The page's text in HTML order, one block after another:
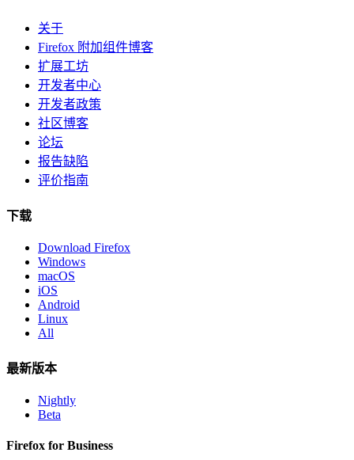
关于
Firefox 附加组件博客
扩展工坊
开发者中心
开发者政策
社区博客
论坛
报告缺陷
评价指南
下载
Download Firefox
Windows
macOS
iOS
Android
Linux
All
最新版本
Nightly
Beta
Firefox for Business